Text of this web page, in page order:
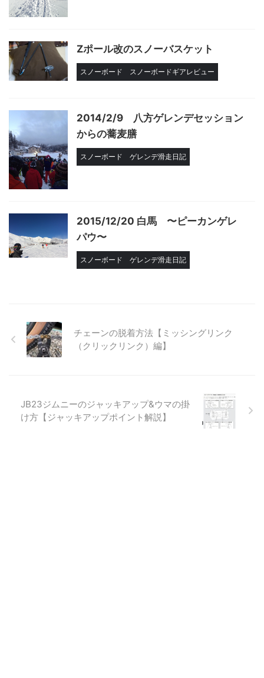
Zポール改のスノーバスケット
スノーボード スノーボードギアレビュー
2014/2/9 八方ゲレンデセッション
からの蕎麦膳
スノーボード ゲレンデ滑走日記
2015/12/20 白馬 〜ピーカンゲレ
パウ〜
スノーボード ゲレンデ滑走日記
チェーンの脱着方法【ミッシングリンク
（クリックリンク）編】
JB23ジムニーのジャッキアップ&ウマの掛
け方【ジャッキアップポイント解説】